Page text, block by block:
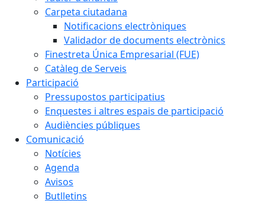
Carpeta ciutadana
Notificacions electròniques
Validador de documents electrònics
Finestreta Única Empresarial (FUE)
Catàleg de Serveis
Participació
Pressupostos participatius
Enquestes i altres espais de participació
Audiències públiques
Comunicació
Notícies
Agenda
Avisos
Butlletins